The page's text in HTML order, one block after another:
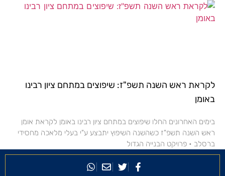
לקראת ראש השנה תשפ"ז: שיפוצים במתחם ציון רבינו
באומן
בימים האחרונים החלו שיפוצים במתחם ציון רבינו באומן לקראת אומן
ראש השנה תשפ"ז כשהשנה השיפוץ יתבצע ע"י בעלי מלאכה מחסידי
ברסלב • פרויקט הבנייה הגדול